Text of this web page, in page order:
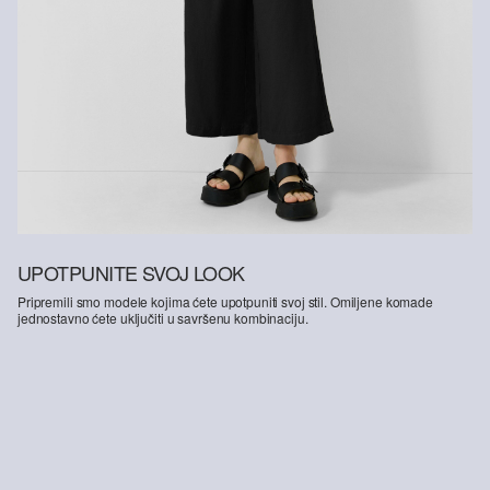
UPOTPUNITE SVOJ LOOK
Pripremili smo modele kojima ćete upotpuniti svoj stil. Omiljene komade
jednostavno ćete uključiti u savršenu kombinaciju.